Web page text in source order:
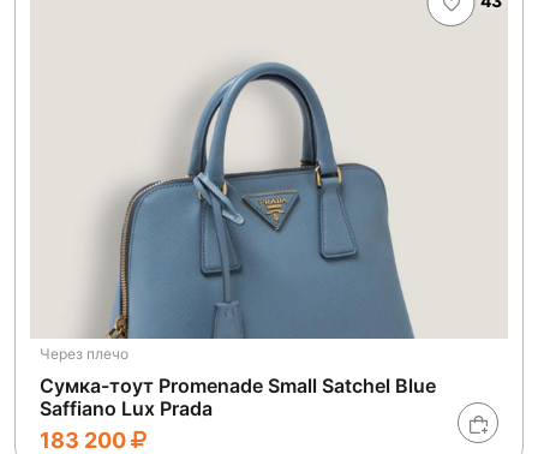
Через плечо
Сумка-тоут Promenade Small Satchel Blue
Saffiano Lux Prada
183 200